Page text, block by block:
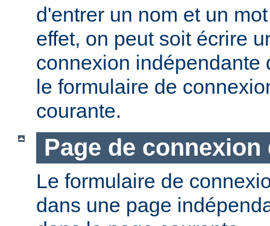
d'entrer un nom et un
effet, on peut soit écrire
connexion indépendante
le formulaire de
courante.
Page de connexion
Le formulaire de
dans une page